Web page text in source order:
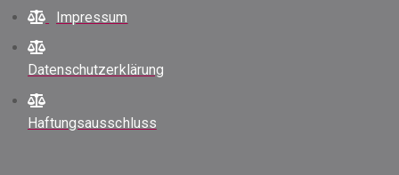
Impressum
Datenschutzerklärung
Haftungsausschluss